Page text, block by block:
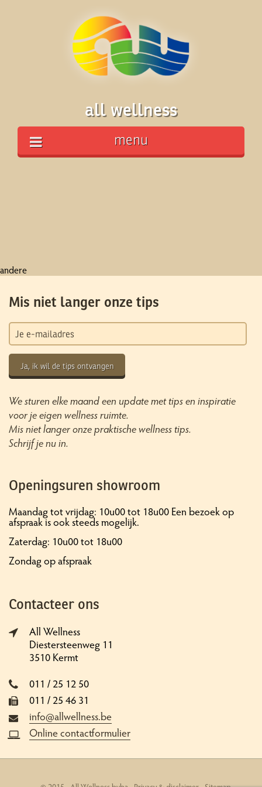
all wellness
menu
andere
Mis niet langer onze tips
Ja, ik wil de tips ontvangen
We sturen elke maand een update met tips en inspiratie
voor je eigen wellness ruimte.
Mis niet langer onze praktische wellness tips.
Schrijf je nu in.
Openingsuren showroom
Maandag tot vrijdag: 10u00 tot 18u00 Een bezoek op
afspraak is ook steeds mogelijk.
Zaterdag: 10u00 tot 18u00
Zondag op afspraak
Contacteer ons
All Wellness
Diestersteenweg 11
3510 Kermt
011 / 25 12 50
011 / 25 46 31
info@allwellness.be
Online contactformulier